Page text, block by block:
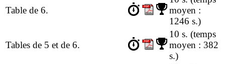
Table de 6.
moyen :
1246 s.)
Tables de 5 et de 6.
10 s. (temps
moyen : 382
s.)